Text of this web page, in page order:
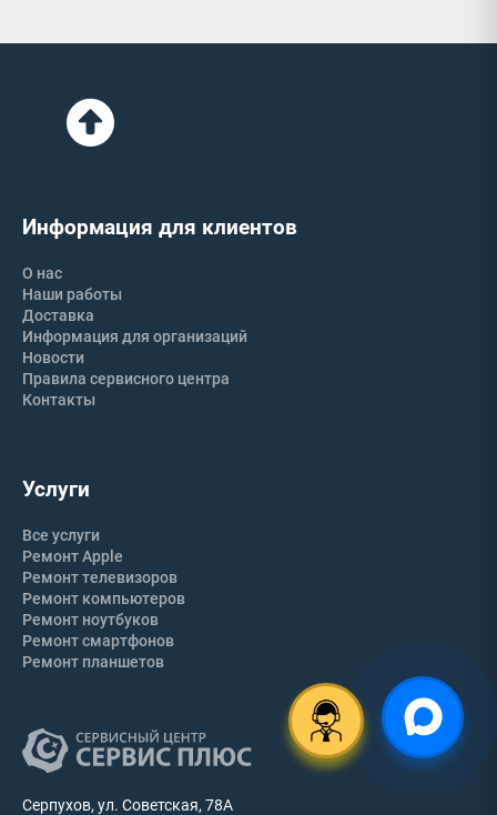
Серпухов, ул. Советская, 78А
Услуги
Все услуги
Ремонт Apple
Ремонт телевизоров
Ремонт компьютеров
Ремонт ноутбуков
Ремонт смартфонов
Ремонт планшетов
Информация для клиентов
О нас
Наши работы
Доставка
Информация для организаций
Новости
Правила сервисного центра
Контакты